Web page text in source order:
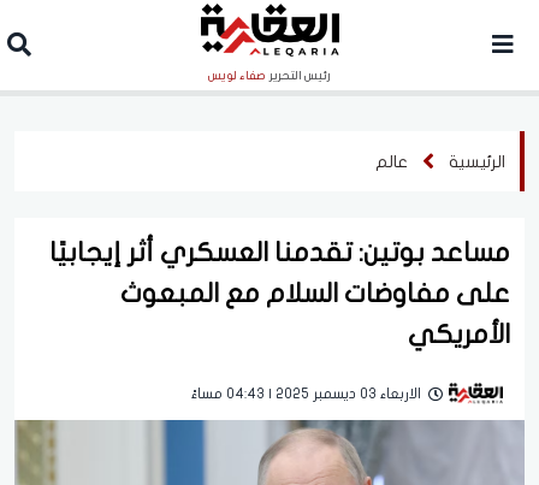
رئيس التحرير صفاء لويس
الرئيسية عالم
مساعد بوتين: تقدمنا العسكري أثر إيجابيًا
على مفاوضات السلام مع المبعوث
الأمريكي
الاربعاء 03 ديسمبر 2025 | 04:43 مساءً